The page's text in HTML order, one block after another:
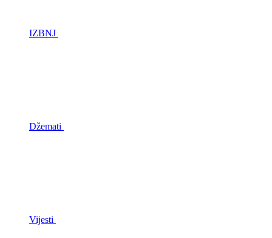
IZBNJ
Džemati
Vijesti